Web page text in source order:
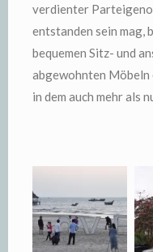
verdienter
entstanden sein mag,
bequemen Sitz- und
abgewohnten
in dem auch mehr als